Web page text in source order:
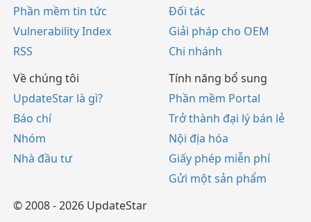
Phần mềm tin tức
Vulnerability Index
RSS
Đối tác
Giải pháp cho OEM
Chi nhánh
Về chúng tôi
UpdateStar là gì?
Báo chí
Nhóm
Nhà đầu tư
Tính năng bổ sung
Phần mềm Portal
Trở thành đại lý bán lẻ
Nội địa hóa
Giấy phép miễn phí
Gửi một sản phẩm
© 2008 - 2026 UpdateStar